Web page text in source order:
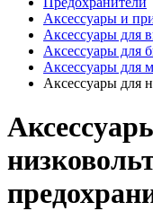
Аксессуары и
Аксессуары для
Аксессуары для
Аксессуары для
Аксессуары для